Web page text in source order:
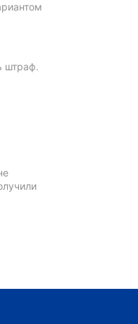
штраф.